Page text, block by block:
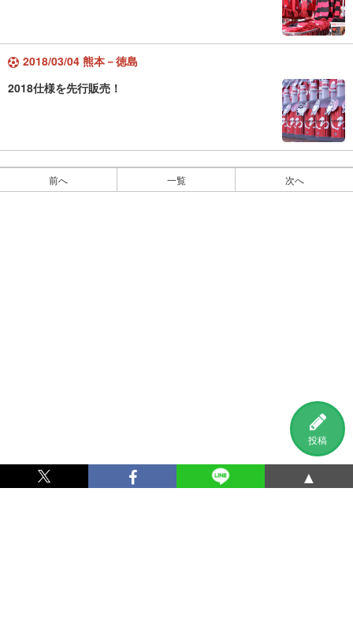
投稿
2018/03/04 熊本－徳島
2018仕様を先行販売！
前へ 一覧 次へ
▲